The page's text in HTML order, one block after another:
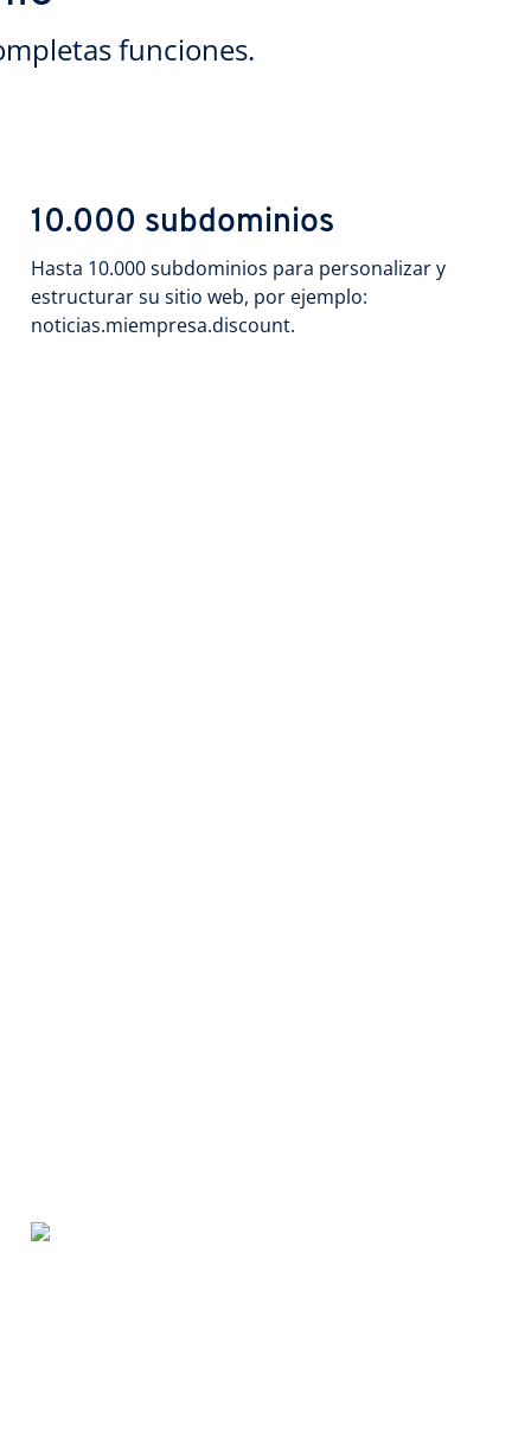
funciones.
10.000 subdominios
Hasta 10.000 subdominios para personalizar y
estructurar su sitio web, por ejemplo:
noticias.miempresa.discount.